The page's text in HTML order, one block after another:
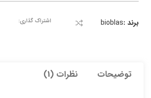
برند :bioblas اشتراک گذاری:
توضیحات نظرات (1)